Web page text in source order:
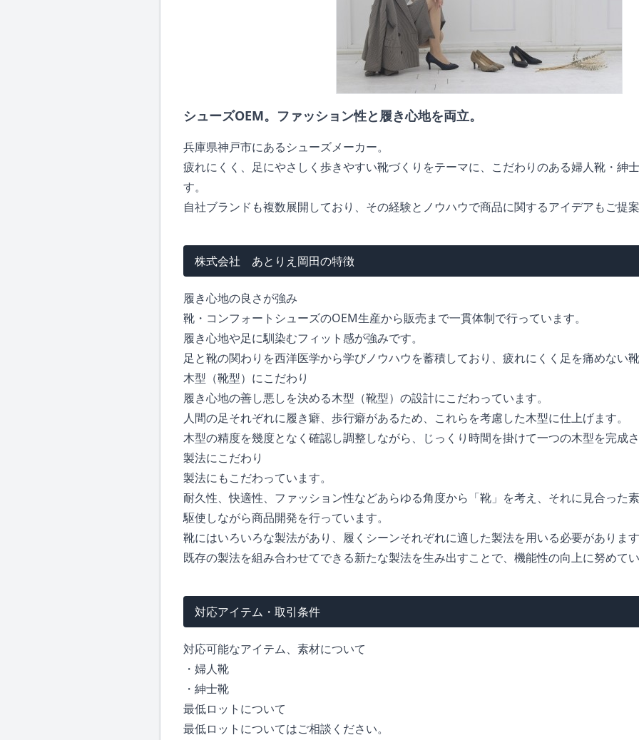
シューズOEM。ファッション性と履き心地を両立。
兵庫県神戸市にあるシューズメーカー。
疲れにくく、足にやさしく歩きやすい靴づくりをテーマに、こだわりのある婦人靴・紳
す。
自社ブランドも複数展開しており、その経験とノウハウで商品に関するアイデアもご提
株式会社 あとりえ岡田の特徴
履き心地の良さが強み
靴・コンフォートシューズのOEM生産から販売まで一貫体制で行っています。
履き心地や足に馴染むフィット感が強みです。
足と靴の関わりを西洋医学から学びノウハウを蓄積しており、疲れにくく足を痛めない
木型（靴型）にこだわり
履き心地の善し悪しを決める木型（靴型）の設計にこだわっています。
人間の足それぞれに履き癖、歩行癖があるため、これらを考慮した木型に仕上げます。
木型の精度を幾度となく確認し調整しながら、じっくり時間を掛けて一つの木型を完成
製法にこだわり
製法にもこだわっています。
耐久性、快適性、ファッション性などあらゆる角度から「靴」を考え、それに見合った
駆使しながら商品開発を行っています。
靴にはいろいろな製法があり、履くシーンそれぞれに適した製法を用いる必要がありま
既存の製法を組み合わせてできる新たな製法を生み出すことで、機能性の向上に努めて
対応アイテム・取引条件
対応可能なアイテム、素材について
・婦人靴
・紳士靴
最低ロットについて
最低ロットについてはご相談ください。